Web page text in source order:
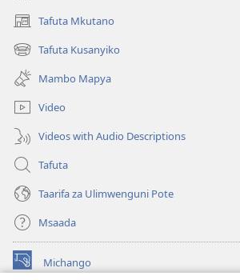
Tafuta Mkutano
(opens
new
window)
Tafuta Kusanyiko
(opens
new
window)
Mambo Mapya
Video
Videos with Audio Descriptions
Tafuta
Taarifa za Ulimwenguni Pote
Msaada
Michango
(opens